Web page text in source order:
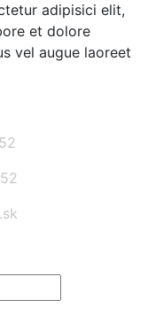
adipisici elit,
et dolore
vel augue laoreet